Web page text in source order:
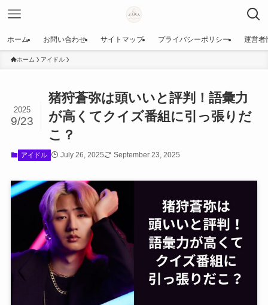
ホーム お問い合わせ サイトマップ プライバシーポリシー 運営者
ホーム アイドル
猪狩蒼弥は頭いいと評判！語彙力
が高くてクイズ番組に引っ張りだ
こ？
2025
9/23
アイドル July 26, 2025 September 23, 2025